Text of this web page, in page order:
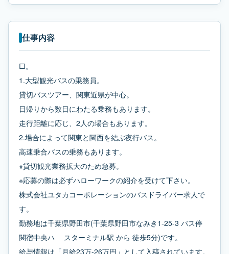
仕事内容
□。
1.大型観光バスの乗務員。
貸切バスツアー、関東近県が中心。
日帰りから数日にわたる乗務もあります。
走行距離に応じ、2人の場合もあります。
2.場合によって関東と関西を結ぶ夜行バス。
高速乗合バスの乗務もあります。
※貸切観光業務拡大のため急募。
※応募の際は必ずハローワークの紹介を受けて下さい。
株式会社ユタカコーポレーションのバスドライバー求人で
す。
勤務地は千葉県野田市(千葉県野田市なみき1-25-3 バス停
関宿中央ハ ゙スターミナル駅 から 徒歩5分)です。
給与情報は「月給23万-26万円」として入稿されています。